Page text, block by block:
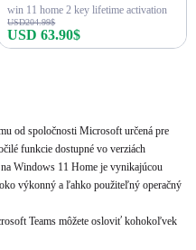
win 11 home 2 key lifetime activation
USD204.99$
USD 63.90$
od spoločnosti Microsoft určená pre
funkcie dostupné vo verziách
Windows 11 Home je vynikajúcou
výkonný a ľahko použiteľný operačný
Teams môžete osloviť kohokoľvek